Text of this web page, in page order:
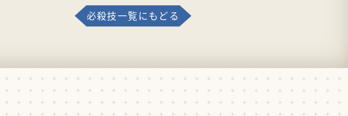
必殺技一覧にもどる